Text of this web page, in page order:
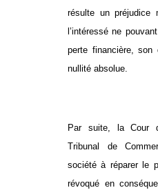
résulte un préjudice
l’intéressé ne
perte financière,
nullité absolue.
Par suite, la Cour
Tribunal de
société à réparer le
révoqué en